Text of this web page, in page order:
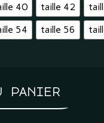
40 taille 42
54 taille 56
panier